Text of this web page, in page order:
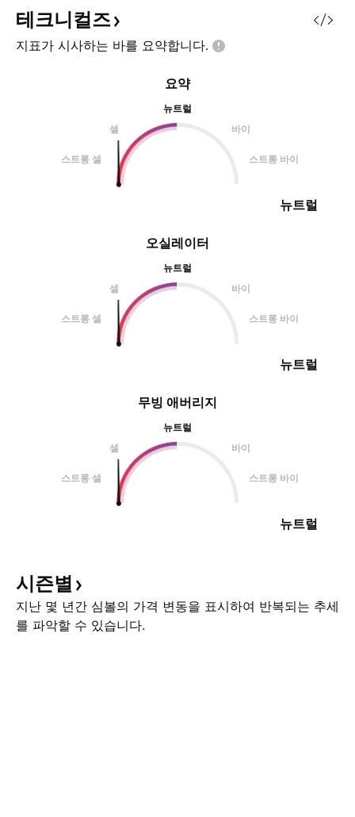
테크니컬즈
지표가 시사하는 바를 요약합니다.
오실레이터
뉴트럴
셀
바이
스트롱 셀 스트롱 바이
뉴트럴
요약
뉴트럴
셀
바이
스트롱 셀 스트롱 바이
뉴트럴
무빙 애버리지
뉴트럴
셀
바이
스트롱 셀 스트롱 바이
뉴트럴
시즌별
지난 몇 년간 심볼의 가격 변동을 표시하여 반복되는 추세
를 파악할 수 있습니다.